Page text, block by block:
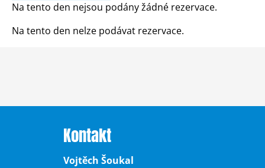
Na tento den nejsou podány žádné rezervace.
Na tento den nelze podávat rezervace.
Kontakt
Vojtěch Šoukal